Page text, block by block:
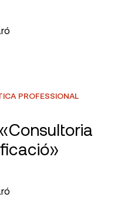
PROFESSIONAL